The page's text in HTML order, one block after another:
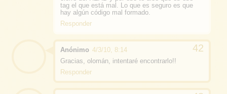
tag el que está mal. Lo que es seguro es que
hay algún código mal formado.
Responder
Anónimo 4/3/10, 8:14
Gracias, olomán, intentaré encontrarlo!!
Responder